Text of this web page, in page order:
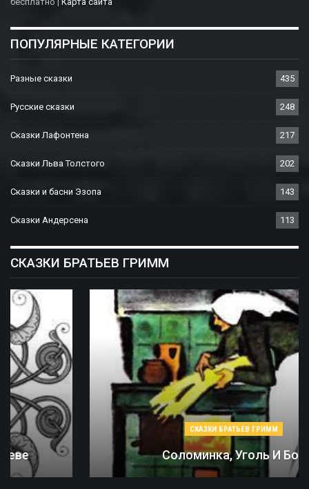
ПОПУЛЯРНЫЕ КАТЕГОРИИ
Разные сказки 435
Русские сказки 248
Сказки Лафонтена 217
Сказки Льва Толстого 202
Сказки и басни Эзопа 143
Сказки Андерсена 113
СКАЗКИ БРАТЬЕВ ГРИММ
СКАЗКИ БРАТЬЕВ ГРИММ
Соломинка, Уголь И Боб